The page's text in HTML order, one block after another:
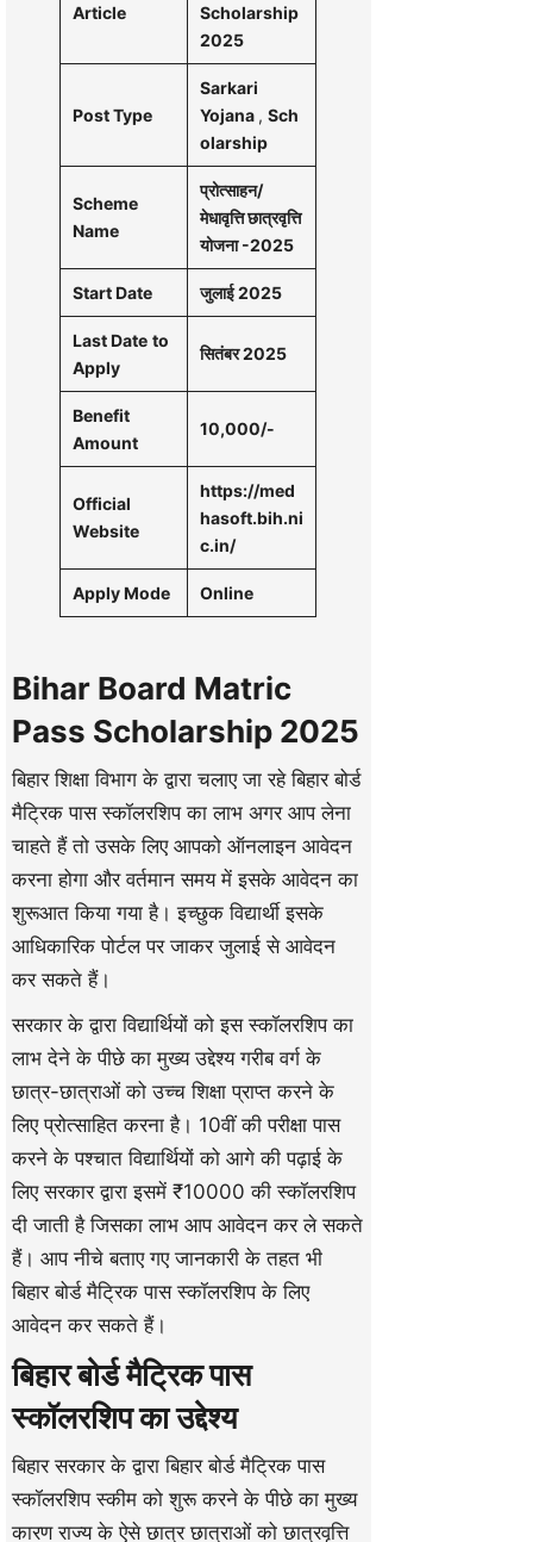
Article
Scholarship
2025
Post Type
Sarkari
Yojana ,Sch
olarship
Scheme
Name
प्रोत्साहन/
मेधावृत्ति छात्रवृत्ति
योजना -2025
Start Date जुलाई 2025
Last Date to
Apply
सितंबर 2025
Benefit
Amount
10,000/-
Official
Website
https://med
hasoft.bih.ni
c.in/
Apply Mode Online
Bihar Board Matric
Pass Scholarship 2025
बिहार शिक्षा विभाग के द्वारा चलाए जा रहे बिहार बोर्ड
मैट्रिक पास स्कॉलरशिप का लाभ अगर आप लेना
चाहते हैं तो उसके लिए आपको ऑनलाइन आवेदन
करना होगा और वर्तमान समय में इसके आवेदन का
शुरूआत किया गया है। इच्छुक विद्यार्थी इसके
आधिकारिक पोर्टल पर जाकर जुलाई से आवेदन
कर सकते हैं।
सरकार के द्वारा विद्यार्थियों को इस स्कॉलरशिप का
लाभ देने के पीछे का मुख्य उद्देश्य गरीब वर्ग के
छात्र-छात्राओं को उच्च शिक्षा प्राप्त करने के
लिए प्रोत्साहित करना है। 10वीं की परीक्षा पास
करने के पश्चात विद्यार्थियों को आगे की पढ़ाई के
लिए सरकार द्वारा इसमें ₹10000 की स्कॉलरशिप
दी जाती है जिसका लाभ आप आवेदन कर ले सकते
हैं। आप नीचे बताए गए जानकारी के तहत भी
बिहार बोर्ड मैट्रिक पास स्कॉलरशिप के लिए
आवेदन कर सकते हैं।
बिहार बोर्ड मैट्रिक पास
स्कॉलरशिप का उद्देश्य
बिहार सरकार के द्वारा बिहार बोर्ड मैट्रिक पास
स्कॉलरशिप स्कीम को शुरू करने के पीछे का मुख्य
कारण राज्य के ऐसे छात्र छात्राओं को छात्रवृत्ति